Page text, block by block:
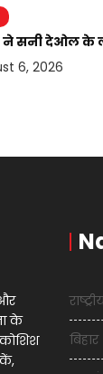
ने सनी देओल के
6, 2026
के
बिहार